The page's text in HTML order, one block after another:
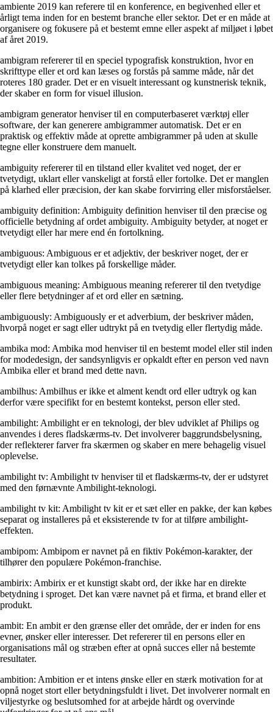
ambiente 2019 kan referere til en konference, en begivenhed eller et
årligt tema inden for en bestemt branche eller sektor. Det er en måde at
organisere og fokusere på et bestemt emne eller aspekt af miljøet i løbet
af året 2019.
ambigram refererer til en speciel typografisk konstruktion, hvor en
skrifttype eller et ord kan læses og forstås på samme måde, når det
roteres 180 grader. Det er en visuelt interessant og kunstnerisk teknik,
der skaber en form for visuel illusion.
ambigram generator henviser til en computerbaseret værktøj eller
software, der kan generere ambigrammer automatisk. Det er en
praktisk og effektiv måde at oprette ambigrammer på uden at skulle
tegne eller konstruere dem manuelt.
ambiguity refererer til en tilstand eller kvalitet ved noget, der er
tvetydigt, uklart eller vanskeligt at forstå eller fortolke. Det er manglen
på klarhed eller præcision, der kan skabe forvirring eller misforståelser.
ambiguity definition: Ambiguity definition henviser til den præcise og
officielle betydning af ordet ambiguity. Ambiguity betyder, at noget er
tvetydigt eller har mere end én fortolkning.
ambiguous: Ambiguous er et adjektiv, der beskriver noget, der er
tvetydigt eller kan tolkes på forskellige måder.
ambiguous meaning: Ambiguous meaning refererer til den tvetydige
eller flere betydninger af et ord eller en sætning.
ambiguously: Ambiguously er et adverbium, der beskriver måden,
hvorpå noget er sagt eller udtrykt på en tvetydig eller flertydig måde.
ambika mod: Ambika mod henviser til en bestemt model eller stil inden
for modedesign, der sandsynligvis er opkaldt efter en person ved navn
Ambika eller et brand med dette navn.
ambilhus: Ambilhus er ikke et alment kendt ord eller udtryk og kan
derfor være specifikt for en bestemt kontekst, person eller sted.
ambilight: Ambilight er en teknologi, der blev udviklet af Philips og
anvendes i deres fladskærms-tv. Det involverer baggrundsbelysning,
der reflekterer farver fra skærmen og skaber en mere behagelig visuel
oplevelse.
ambilight tv: Ambilight tv henviser til et fladskærms-tv, der er udstyret
med den førnævnte Ambilight-teknologi.
ambilight tv kit: Ambilight tv kit er et sæt eller en pakke, der kan købes
separat og installeres på et eksisterende tv for at tilføre ambilight-
effekten.
ambipom: Ambipom er navnet på en fiktiv Pokémon-karakter, der
tilhører den populære Pokémon-franchise.
ambirix: Ambirix er et kunstigt skabt ord, der ikke har en direkte
betydning i sproget. Det kan være navnet på et firma, et brand eller et
produkt.
ambit: En ambit er den grænse eller det område, der er inden for ens
evner, ønsker eller interesser. Det refererer til en persons eller en
organisations mål og stræben efter at opnå succes eller nå bestemte
resultater.
ambition: Ambition er et intens ønske eller en stærk motivation for at
opnå noget stort eller betydningsfuldt i livet. Det involverer normalt en
viljestyrke og beslutsomhed for at arbejde hårdt og overvinde